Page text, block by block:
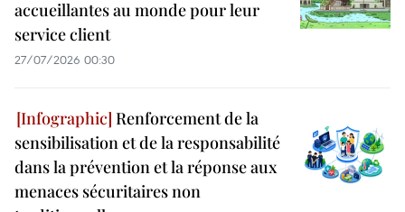
accueillantes au monde pour leur
service client
27/07/2026 00:30
Renforcement de la
sensibilisation et de la responsabilité
dans la prévention et la réponse aux
menaces sécuritaires non